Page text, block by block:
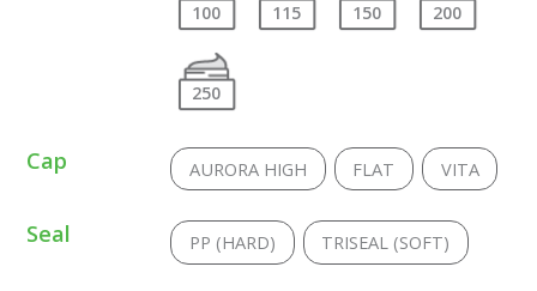
100 115 150 200
250
Cap AURORA HIGH FLAT VITA
Seal PP (HARD) TRISEAL (SOFT)